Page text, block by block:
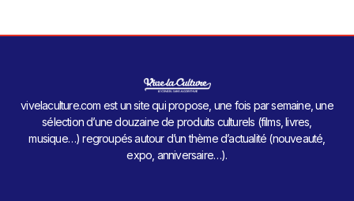
vivelaculture.com est un site qui propose, une fois par semaine, une
sélection d’une douzaine de produits culturels (films, livres,
musique…) regroupés autour d’un thème d’actualité (nouveauté,
expo, anniversaire…).